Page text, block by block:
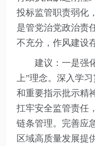
投标监管职责弱化
是管党治党政治责
不充分，作风建设
建议：一是强
上”理念。深入学
和重要指示批示精
扛牢安全监管责任
链条管理。完善应
区域高质量发展提